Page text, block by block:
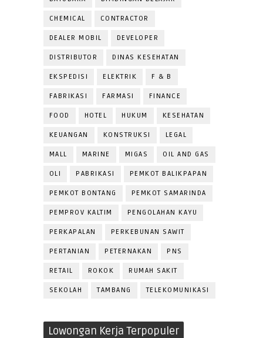
CHEMICAL CONTRACTOR
DEALER MOBIL DEVELOPER
DISTRIBUTOR DINAS KESEHATAN
EKSPEDISI ELEKTRIK F & B
FABRIKASI FARMASI FINANCE
FOOD HOTEL HUKUM KESEHATAN
KEUANGAN KONSTRUKSI LEGAL
MALL MARINE MIGAS OIL AND GAS
OLI PABRIKASI PEMKOT BALIKPAPAN
PEMKOT BONTANG PEMKOT SAMARINDA
PEMPROV KALTIM PENGOLAHAN KAYU
PERKAPALAN PERKEBUNAN SAWIT
PERTANIAN PETERNAKAN PNS
RETAIL ROKOK RUMAH SAKIT
SEKOLAH TAMBANG TELEKOMUNIKASI
Lowongan Kerja Terpopuler